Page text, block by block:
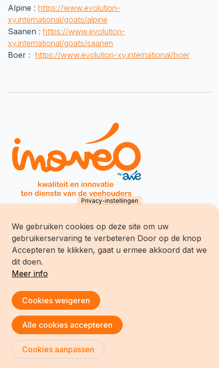
Alpine : https://www.evolution-
xy.international/goats/alpine
Saanen : https://www.evolution-
xy.international/goats/saanen
Boer : https://www.evolution-xy.international/boer
Inovéo SCES
chemin du Tersoit 32
B-5590 Ciney
Tél.: +32 (0)83/68.70.70
Copyright © Inoveo
Ontwikkeling website :
Privacy-instellingen
We gebruiken cookies op deze site om uw
gebruikerservaring te verbeteren Door op de knop
Accepteren te klikken, gaat u ermee akkoord dat we
dit doen.
Meer info
Cookies weigeren
Alle cookies accepteren
Cookies aanpassen
Toestemming intrekken